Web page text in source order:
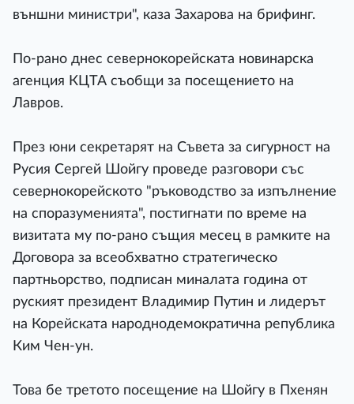
външни министри", каза Захарова на брифинг.
По-рано днес севернокорейската новинарска
агенция КЦТА съобщи за посещението на
Лавров.
През юни секретарят на Съвета за сигурност на
Русия Сергей Шойгу проведе разговори със
севернокорейското "ръководство за изпълнение
на споразуменията", постигнати по време на
визитата му по-рано същия месец в рамките на
Договора за всеобхватно стратегическо
партньорство, подписан миналата година от
руският президент Владимир Путин и лидерът
на Корейската народнодемократична република
Ким Чен-ун.
Това бе третото посещение на Шойгу в Пхенян